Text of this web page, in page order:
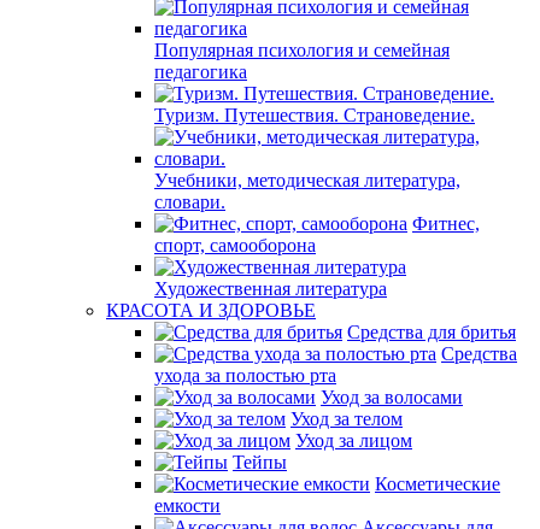
Популярная психология и семейная
педагогика
Туризм. Путешествия. Страноведение.
Учебники, методическая литература,
словари.
Фитнес,
спорт, самооборона
Художественная литература
КРАСОТА И ЗДОРОВЬЕ
Средства для бритья
Средства
ухода за полостью рта
Уход за волосами
Уход за телом
Уход за лицом
Тейпы
Косметические
емкости